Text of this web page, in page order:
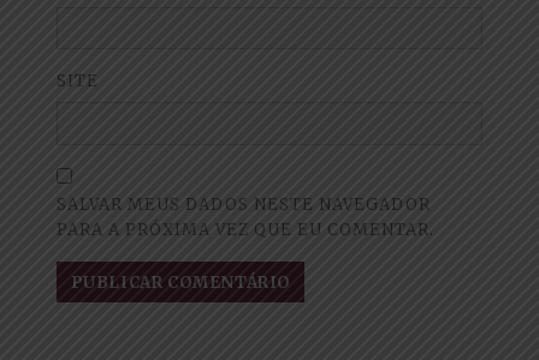
SITE
SALVAR MEUS DADOS NESTE NAVEGADOR
PARA A PRÓXIMA VEZ QUE EU COMENTAR.